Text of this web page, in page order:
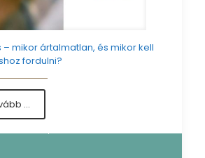
mikor ártalmatlan, és mikor kell
fordulni?
...-
Darázscsípés
–